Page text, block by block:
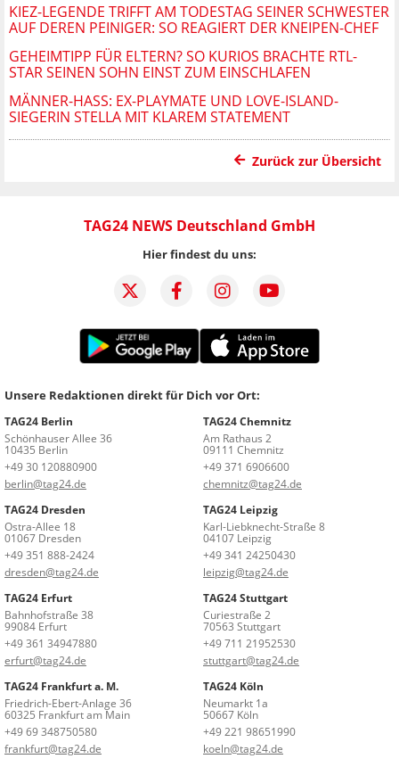
KIEZ-LEGENDE TRIFFT AM TODESTAG SEINER SCHWESTER
AUF DEREN PEINIGER: SO REAGIERT DER KNEIPEN-CHEF
GEHEIMTIPP FÜR ELTERN? SO KURIOS BRACHTE RTL-
STAR SEINEN SOHN EINST ZUM EINSCHLAFEN
MÄNNER-HASS: EX-PLAYMATE UND LOVE-ISLAND-
SIEGERIN STELLA MIT KLAREM STATEMENT
Zurück zur Übersicht
TAG24 NEWS Deutschland GmbH
Hier findest du uns:
Unsere Redaktionen direkt für Dich vor Ort:
TAG24 Berlin
Schönhauser Allee 36
10435 Berlin
+49 30 120880900
berlin@tag24.de
TAG24 Chemnitz
Am Rathaus 2
09111 Chemnitz
+49 371 6906600
chemnitz@tag24.de
TAG24 Dresden
Ostra-Allee 18
01067 Dresden
+49 351 888-2424
dresden@tag24.de
TAG24 Leipzig
Karl-Liebknecht-Straße 8
04107 Leipzig
+49 341 24250430
leipzig@tag24.de
TAG24 Erfurt
Bahnhofstraße 38
99084 Erfurt
+49 361 34947880
erfurt@tag24.de
TAG24 Stuttgart
Curiestraße 2
70563 Stuttgart
+49 711 21952530
stuttgart@tag24.de
TAG24 Frankfurt a. M.
Friedrich-Ebert-Anlage 36
60325 Frankfurt am Main
+49 69 348750580
frankfurt@tag24.de
TAG24 Köln
Neumarkt 1a
50667 Köln
+49 221 98651990
koeln@tag24.de